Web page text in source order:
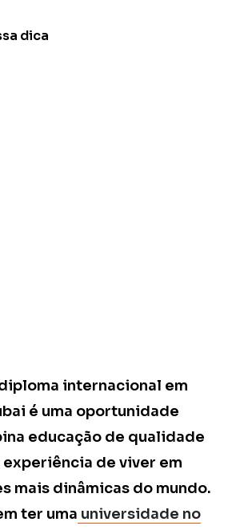
dica
internacional em
é uma oportunidade
educação de qualidade
de viver em
mais dinâmicas do mundo.
ter uma universidade no